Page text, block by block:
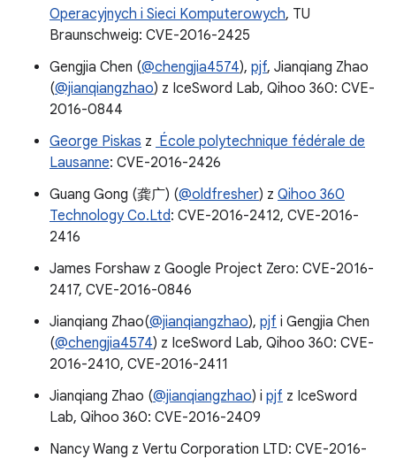
Operacyjnych i Sieci Komputerowych, TU
Braunschweig: CVE-2016-2425
Gengjia Chen (@chengjia4574), pjf, Jianqiang Zhao
(@jianqiangzhao) z IceSword Lab, Qihoo 360: CVE-
2016-0844
George Piskas z École polytechnique fédérale de
Lausanne: CVE-2016-2426
Guang Gong (龚广) (@oldfresher) z Qihoo 360
Technology Co.Ltd: CVE-2016-2412, CVE-2016-
2416
James Forshaw z Google Project Zero: CVE-2016-
2417, CVE-2016-0846
Jianqiang Zhao(@jianqiangzhao), pjf i Gengjia Chen
(@chengjia4574) z IceSword Lab, Qihoo 360: CVE-
2016-2410, CVE-2016-2411
Jianqiang Zhao (@jianqiangzhao) i pjf z IceSword
Lab, Qihoo 360: CVE-2016-2409
Nancy Wang z Vertu Corporation LTD: CVE-2016-